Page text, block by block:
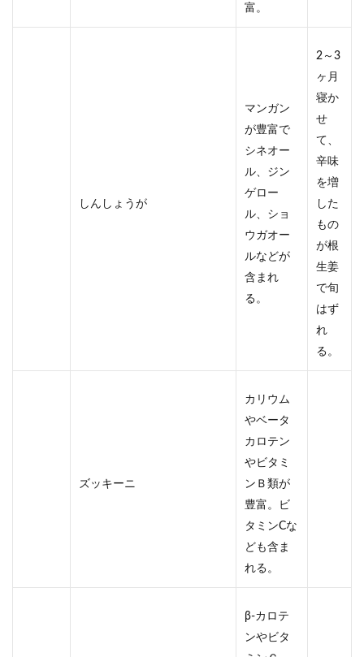
富。
しんしょうが
マンガン
が豊富で
シネオー
ル、ジン
ゲロー
ル、ショ
ウガオー
ルなどが
含まれ
る。
2～3
ヶ月
寝か
せ
て、
辛味
を増
した
もの
が根
生姜
で旬
はず
れ
る。
ズッキーニ
カリウム
やベータ
カロテン
やビタミ
ンＢ類が
豊富。ビ
タミンCな
ども含ま
れる。
β-カロテ
ンやビタ